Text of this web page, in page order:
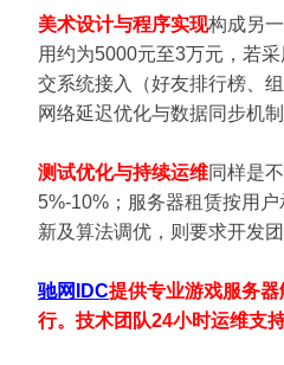
美术设计与程序实现构成另
用约为5000元至3万元，若
交系统接入（好友排行榜、
网络延迟优化与数据同步机
测试优化与持续运维同样是
5%-10%；服务器租赁按用
新及算法调优，则要求开发
驰网IDC提供专业游戏服务
行。技术团队24小时运维支